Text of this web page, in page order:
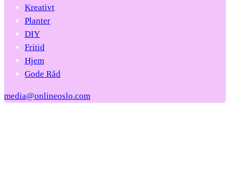
Kreativt
Planter
DIY
Fritid
Hjem
Gode Råd
media@onlineoslo.com